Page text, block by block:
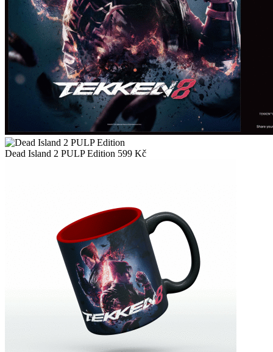
Dead Island 2 PULP Edition 599 Kč